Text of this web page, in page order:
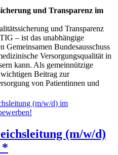
und Transparenz im
und Transparenz
– ist das unabhängige
Gemeinsamen Bundesausschuss
Versorgungsqualität in
kann. Als gemeinnützige
Beitrag zur
von Patientinnen und
(m/w/d)
*